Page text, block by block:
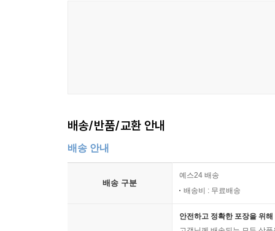
배송/반품/교환 안내
배송 안내
배송 구분
예스24 배송
배송비 : 무료배송
안전하고 정확한 포장을 위